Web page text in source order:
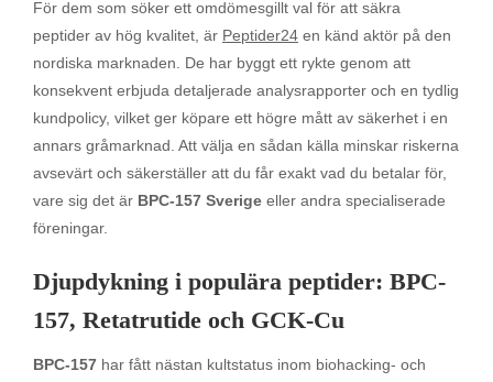
För dem som söker ett omdömesgillt val för att säkra
peptider av hög kvalitet, är Peptider24 en känd aktör på den
nordiska marknaden. De har byggt ett rykte genom att
konsekvent erbjuda detaljerade analysrapporter och en tydlig
kundpolicy, vilket ger köpare ett högre mått av säkerhet i en
annars gråmarknad. Att välja en sådan källa minskar riskerna
avsevärt och säkerställer att du får exakt vad du betalar för,
vare sig det är BPC-157 Sverige eller andra specialiserade
föreningar.
Djupdykning i populära peptider: BPC-
157, Retatrutide och GCK-Cu
BPC-157 har fått nästan kultstatus inom biohacking- och